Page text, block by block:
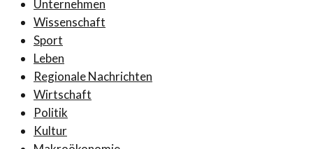
Unternehmen
Wissenschaft
Sport
Leben
Regionale Nachrichten
Wirtschaft
Politik
Kultur